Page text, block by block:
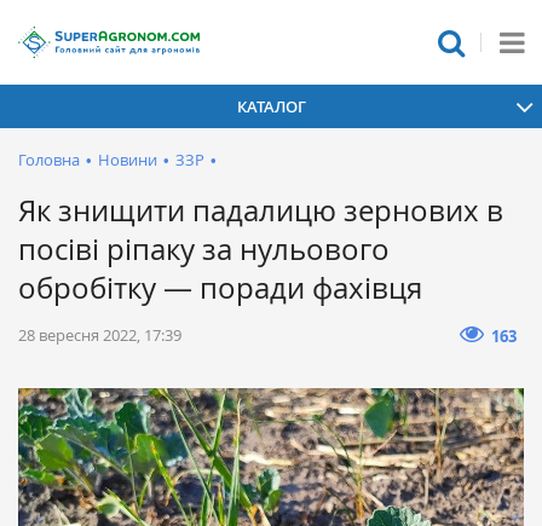
КАТАЛОГ
Головна • Новини • ЗЗР •
Як знищити падалицю зернових в
посіві ріпаку за нульового
обробітку — поради фахівця
28 вересня 2022, 17:39 163